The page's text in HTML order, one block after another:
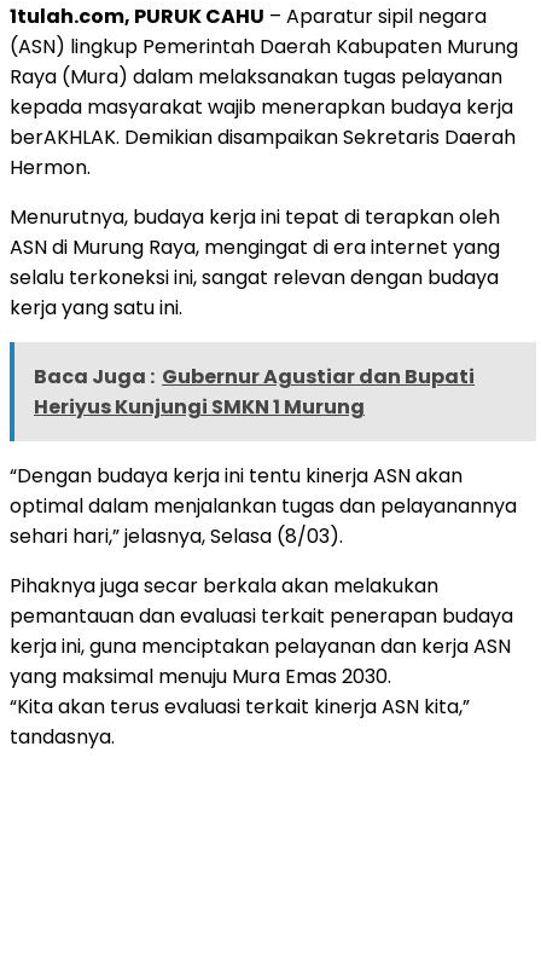
1tulah.com, PURUK CAHU – Aparatur sipil negara
(ASN) lingkup Pemerintah Daerah Kabupaten Murung
Raya (Mura) dalam melaksanakan tugas pelayanan
kepada masyarakat wajib menerapkan budaya kerja
berAKHLAK. Demikian disampaikan Sekretaris Daerah
Hermon.
Menurutnya, budaya kerja ini tepat di terapkan oleh
ASN di Murung Raya, mengingat di era internet yang
selalu terkoneksi ini, sangat relevan dengan budaya
kerja yang satu ini.
Baca Juga : Gubernur Agustiar dan Bupati
Heriyus Kunjungi SMKN 1 Murung
“Dengan budaya kerja ini tentu kinerja ASN akan
optimal dalam menjalankan tugas dan pelayanannya
sehari hari,” jelasnya, Selasa (8/03).
Pihaknya juga secar berkala akan melakukan
pemantauan dan evaluasi terkait penerapan budaya
kerja ini, guna menciptakan pelayanan dan kerja ASN
yang maksimal menuju Mura Emas 2030.
“Kita akan terus evaluasi terkait kinerja ASN kita,”
tandasnya.